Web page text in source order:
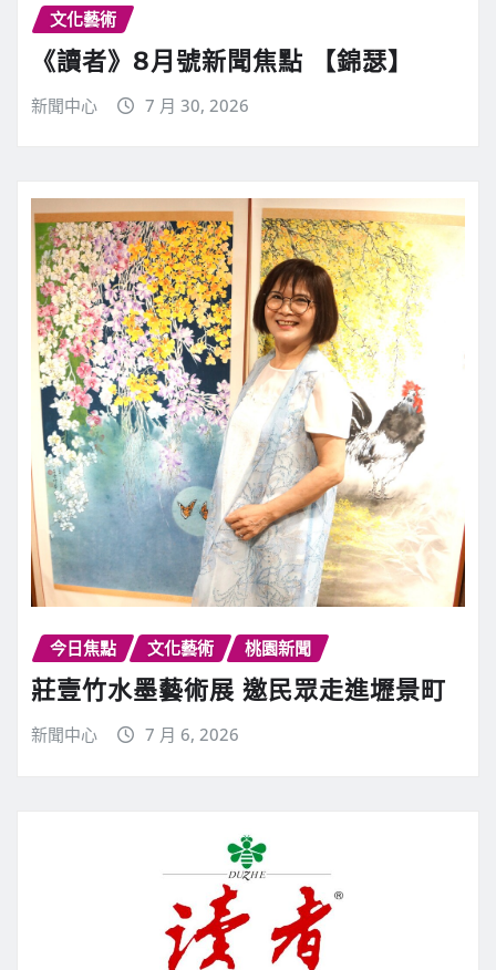
文化藝術
《讀者》8月號新聞焦點 【錦瑟】
新聞中心 7 月 30, 2026
今日焦點 文化藝術 桃園新聞
莊壹竹水墨藝術展 邀民眾走進壢景町
新聞中心 7 月 6, 2026